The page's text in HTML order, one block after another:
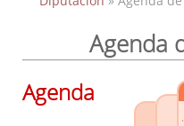
Presidencia
Grupos Políticos
Agenda
Agenda